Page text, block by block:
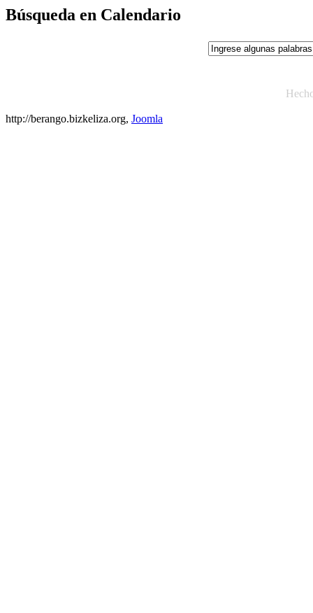
Búsqueda en Calendario
http://berango.bizkeliza.org, Joomla